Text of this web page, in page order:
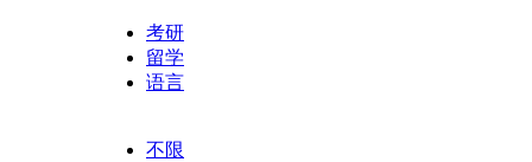
考研
留学
语言
不限